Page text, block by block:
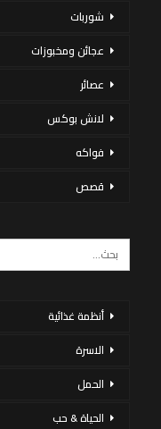
شوربات
عجائن ومخبوزات
عصائر
لانش بوكس
فواكه
قصص
أنظمة غذائية
الاسرة
الحمل
الحياة & حب